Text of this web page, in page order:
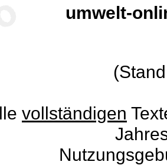
umwelt-
vollständigen